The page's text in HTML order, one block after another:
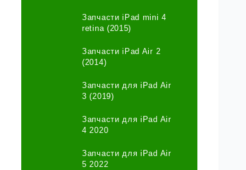
Запчасти iPad mini 4
retina (2015)
Запчасти iPad Air 2
(2014)
Запчасти для iPad Air
3 (2019)
Запчасти для iPad Air
4 2020
Запчасти для iPad Air
5 2022